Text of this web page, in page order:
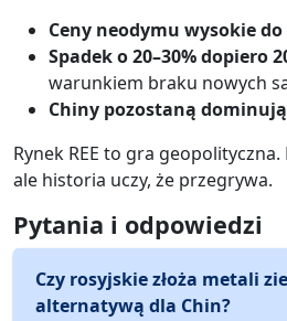
Ceny neodymu wysokie do
Spadek o 20–30% dopiero
warunkiem braku nowych
Chiny pozostaną
Rynek REE to gra
ale historia uczy, że przegrywa.
Pytania i odpowiedzi
Czy rosyjskie złoża metali
alternatywą dla Chin?